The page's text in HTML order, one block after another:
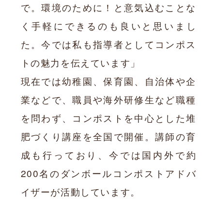
で。環境のために！と意気込むことな
く手軽にできるのも良いと思いまし
た。今では私も指導者としてコンポス
トの魅力を伝えています」
現在では幼稚園、保育園、自治体や企
業などで、職員や海外研修生など職種
を問わず、コンポストを中心とした堆
肥づくり講座を全国で開催。講師の育
成も行っており、今では国内外で約
200名のダンボールコンポストアドバ
イザーが活動しています。